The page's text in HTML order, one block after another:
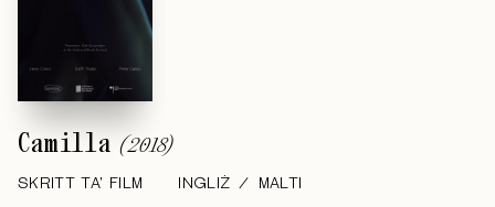
Camilla (2018)
SKRITT TA' FILM INGLIŻ MALTI